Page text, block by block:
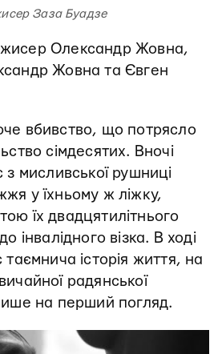
Заза Буадзе
Олександр Жовна,
Жовна та Євген
вбивство, що потрясло
сімдесятих. Вночі
з мисливської рушниці
у їхньому ж ліжку,
їх двадцятилітнього
інвалідного візка. В ході
таємнича історія життя, на
радянської
на перший погляд.